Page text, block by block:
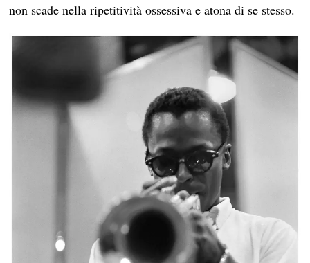
non scade nella ripetitività ossessiva e atona di se stesso.